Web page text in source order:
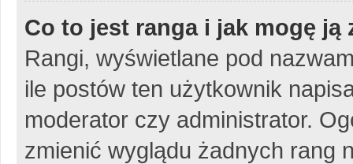
Co to jest ranga i jak mogę ją
Rangi, wyświetlane pod
ile postów ten użytkownik
moderator czy administrator.
zmienić wyglądu żadnych rang